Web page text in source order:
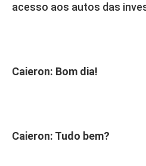
acesso aos autos das
Caieron: Bom dia!
Caieron: Tudo bem?